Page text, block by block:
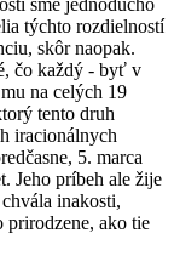
týchto rozdielností
skôr naopak.
čo každý - byť v
na celých 19
tento druh
iracionálnych
5. marca
Jeho príbeh ale žije
inakosti,
ako tie